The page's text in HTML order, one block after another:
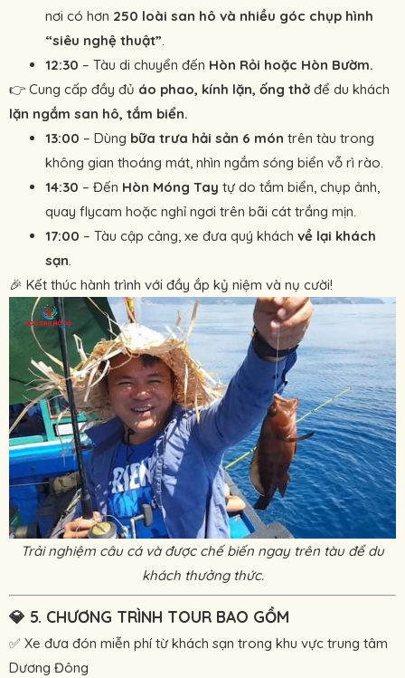
nơi có hơn 250 loài san hô và nhiều góc chụp hình
“siêu nghệ thuật”
12:30 – Tàu di chuyển đến Hòn Rỏi hoặc Hòn Bườm.
👉 Cung cấp đầy đủ áo phao, kính lặn, ống thở để du khách
lặn ngắm san hô, tắm biển.
13:00 – Dùng bữa trưa hải sản 6 món trên tàu trong
không gian thoáng mát, nhìn ngắm sóng biển vỗ rì rào.
14:30 – Đến Hòn Móng Tay tự do tắm biển, chụp ảnh,
quay flycam hoặc nghỉ ngơi trên bãi cát trắng mịn.
17:00 – Tàu cập cảng, xe đưa quý khách về lại khách
sạn
🎉 Kết thúc hành trình với đầy ắp kỷ niệm và nụ cười!
Trải nghiệm câu cá và được chế biến ngay trên tàu để du
khách thưởng thức.
💎 5. CHƯƠNG TRÌNH TOUR BAO GỒM
✅ Xe đưa đón miễn phí từ khách sạn trong khu vực trung tâm
Dương Đông